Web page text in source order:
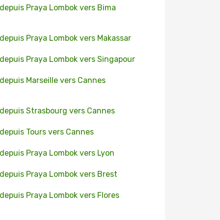
Praya Lombok vers Bima
Praya Lombok vers Makassar
Praya Lombok vers Singapour
Marseille vers Cannes
Strasbourg vers Cannes
Tours vers Cannes
Praya Lombok vers Lyon
Praya Lombok vers Brest
Praya Lombok vers Flores